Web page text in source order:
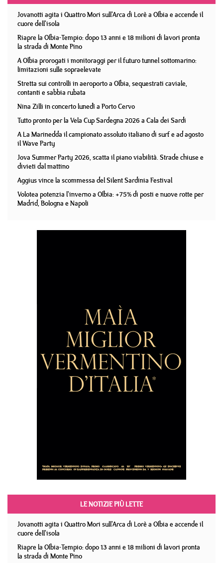
Jovanotti agita i Quattro Mori sull'Arca di Lorè a Olbia e accende il
cuore dell'isola
Riapre la Olbia-Tempio: dopo 13 anni e 18 milioni di lavori pronta
la strada di Monte Pino
A Olbia prorogati i monitoraggi per il futuro tunnel sottomarino:
limitazioni sulle sopraelevate
Stretta sui controlli in aeroporto a Olbia, sequestrati caviale,
contanti e sabbia rubata
Nina Zilli in concerto lunedì a Porto Cervo
Tutto pronto per la Vela Cup Sardegna 2026 a Cala dei Sardi
A La Marinedda il campionato assoluto italiano di surf e ad agosto
il Wave Party
Jova Summer Party 2026, scatta il piano viabilità. Strade chiuse e
divieti dal mattino
Aggius vince la scommessa del Silent Sardinia Festival
Volotea potenzia l'inverno a Olbia: +75% di posti e nuove rotte per
Madrid, Bologna e Napoli
LE NOTIZIE PIÙ LETTE
Jovanotti agita i Quattro Mori sull'Arca di Lorè a Olbia e accende il
cuore dell'isola
Riapre la Olbia-Tempio: dopo 13 anni e 18 milioni di lavori pronta
la strada di Monte Pino